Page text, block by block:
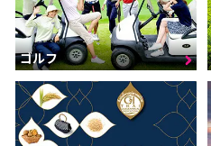
ゴルフ